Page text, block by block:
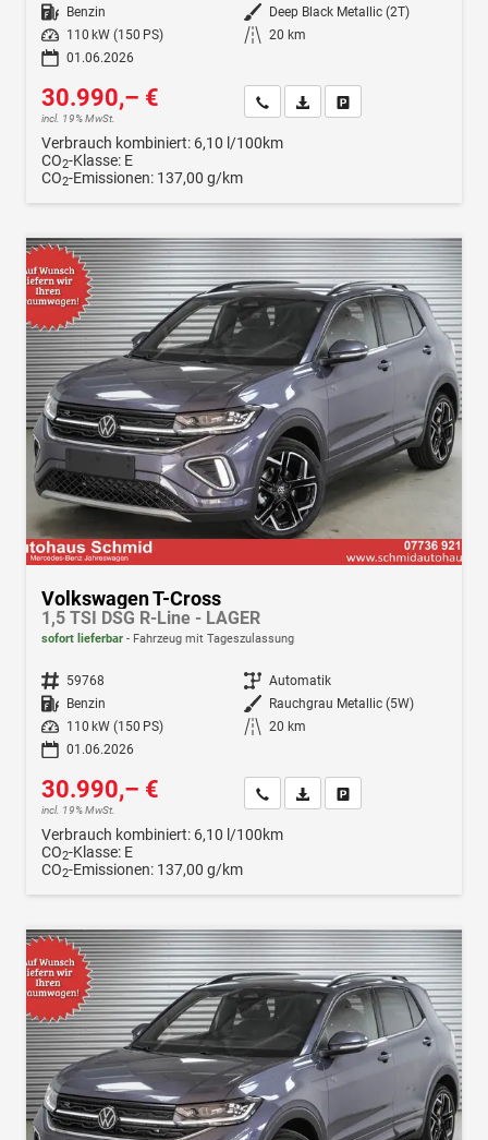
Kraftstoff Benzin Außenfarbe Deep Black Metallic (2T)
Leistung
110 kW (150 PS) Kilometerstand 20 km
01.06.2026
30.990,– €
incl. 19% MwSt.
Wir rufen Sie anFahrzeugexposé (PDF)
Verbrauch kombiniert: 6,10 l/100km
CO2-Klasse: E
CO2-Emissionen: 137,00 g/km
Volkswagen T-Cross
1,5 TSI DSG R-Line - LAGER
sofort lieferbar Fahrzeug mit Tageszulassung
Fahrzeugnr. 59768 Getriebe Automatik
Kraftstoff Benzin Außenfarbe Rauchgrau Metallic (5W)
Leistung
110 kW (150 PS) Kilometerstand 20 km
01.06.2026
30.990,– €
incl. 19% MwSt.
Wir rufen Sie anFahrzeugexposé (PDF)
Verbrauch kombiniert: 6,10 l/100km
CO2-Klasse: E
CO2-Emissionen: 137,00 g/km